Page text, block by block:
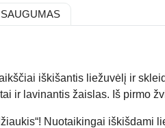
SAUGUMAS
iškišantis liežuvėlį ir
ir lavinantis žaislas. Iš pirmo
Nuotaikingai